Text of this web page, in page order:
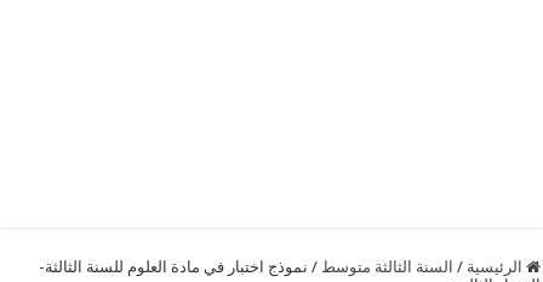
الرئيسية / السنة الثالثة متوسط / نموذج اختبار في مادة العلوم للسنة الثالثة-